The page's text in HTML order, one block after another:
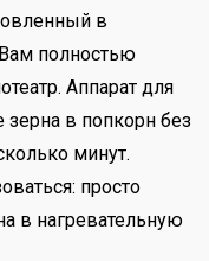
в
полностью
Аппарат для
в попкорн без
минут.
просто
в нагревательную